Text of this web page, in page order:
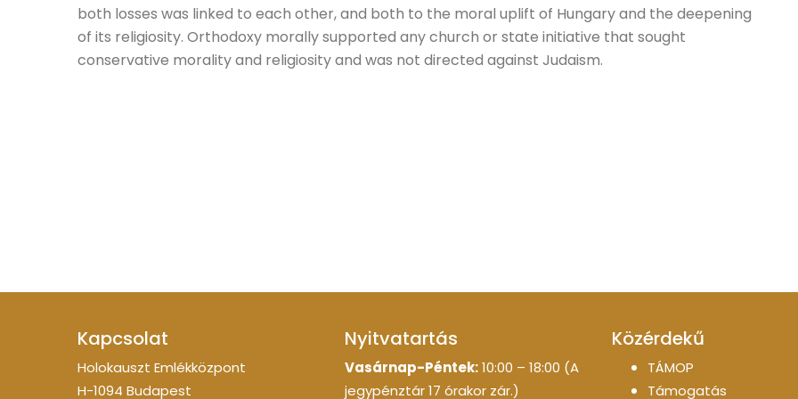
both losses was linked to each other, and both to the moral uplift of Hungary and the deepening
of its religiosity. Orthodoxy morally supported any church or state initiative that sought
conservative morality and religiosity and was not directed against Judaism.
Kapcsolat
Holokauszt Emlékközpont
H-1094 Budapest
Nyitvatartás
Vasárnap-Péntek:10:00 – 18:00 (A
jegypénztár 17 órakor zár.)
Közérdekű
TÁMOP
Támogatás